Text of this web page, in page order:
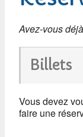
Avez-vous
Billets
Vous devez
faire une